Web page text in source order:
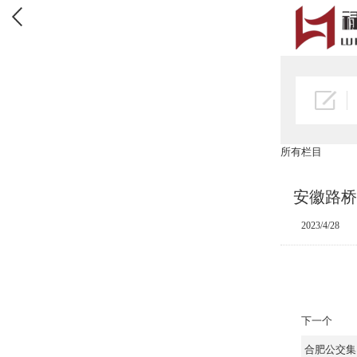
所有栏目
安徽路
2023/4/28
下一个
合肥公交